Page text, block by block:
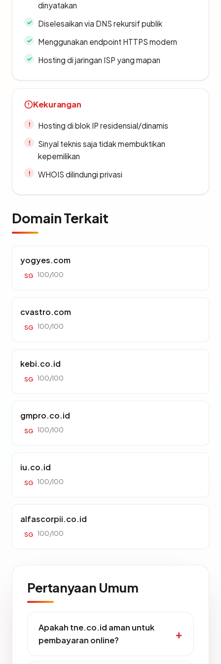
dinyatakan
Diselesaikan via DNS rekursif publik
Menggunakan endpoint HTTPS modern
Hosting di jaringan ISP yang mapan
Kekurangan
Hosting di blok IP residensial/dinamis
Sinyal teknis saja tidak membuktikan
kepemilikan
WHOIS dilindungi privasi
Domain Terkait
yogyes.com
SG 100/100
cvastro.com
SG 100/100
kebi.co.id
SG 100/100
gmpro.co.id
SG 100/100
iu.co.id
SG 100/100
alfascorpii.co.id
SG 100/100
Pertanyaan Umum
Apakah tne.co.id aman untuk
pembayaran online?